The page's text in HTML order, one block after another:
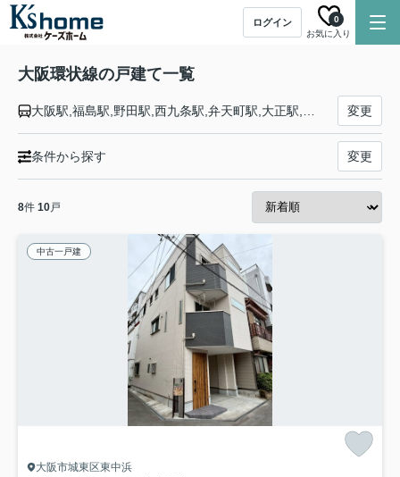
ログイン
お気に入り
0
大阪環状線の戸建て一覧
変更
条件から探す 変更
8件 10戸
中古一戸建
大阪市城東区東中浜